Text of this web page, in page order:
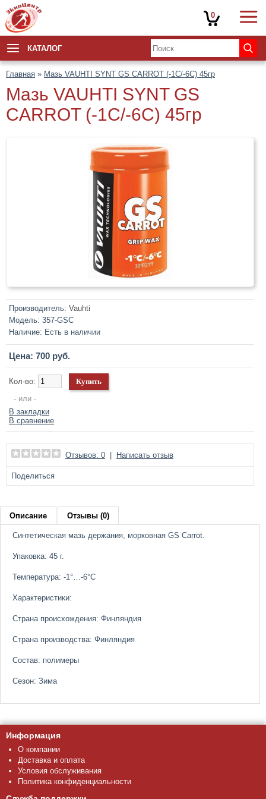
КАТАЛОГ
Главная » Мазь VAUHTI SYNT GS CARROT (-1C/-6C) 45гр
Мазь VAUHTI SYNT GS
CARROT (-1C/-6C) 45гр
Производитель: Vauhti
Модель: 357-GSC
Наличие: Есть в наличии
Цена: 700 руб.
Кол-во:
- или -
В закладки
В сравнение
Отзывов: 0 Написать отзыв
Поделиться
Описание Отзывы (0)
Синтетическая мазь держания, морковная GS Carrot.
Упаковка: 45 г.
Температура: -1°…-6°C
Характеристики:
Страна происхождения: Финляндия
Страна производства: Финляндия
Состав: полимеры
Сезон: Зима
Информация
О компании
Доставка и оплата
Условия обслуживания
Политика конфиденциальности
0